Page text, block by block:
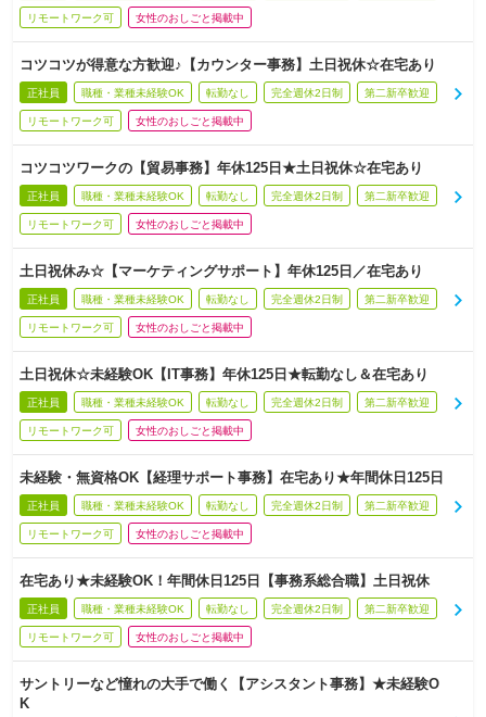
リモートワーク可 女性のおしごと掲載中
コツコツが得意な方歓迎♪【カウンター事務】土日祝休☆在宅あり
正社員 職種・業種未経験OK 転勤なし 完全週休2日制 第二新卒歓迎
リモートワーク可 女性のおしごと掲載中
コツコツワークの【貿易事務】年休125日★土日祝休☆在宅あり
正社員 職種・業種未経験OK 転勤なし 完全週休2日制 第二新卒歓迎
リモートワーク可 女性のおしごと掲載中
土日祝休み☆【マーケティングサポート】年休125日／在宅あり
正社員 職種・業種未経験OK 転勤なし 完全週休2日制 第二新卒歓迎
リモートワーク可 女性のおしごと掲載中
土日祝休☆未経験OK【IT事務】年休125日★転勤なし＆在宅あり
正社員 職種・業種未経験OK 転勤なし 完全週休2日制 第二新卒歓迎
リモートワーク可 女性のおしごと掲載中
未経験・無資格OK【経理サポート事務】在宅あり★年間休日125日
正社員 職種・業種未経験OK 転勤なし 完全週休2日制 第二新卒歓迎
リモートワーク可 女性のおしごと掲載中
在宅あり★未経験OK！年間休日125日【事務系総合職】土日祝休
正社員 職種・業種未経験OK 転勤なし 完全週休2日制 第二新卒歓迎
リモートワーク可 女性のおしごと掲載中
サントリーなど憧れの大手で働く【アシスタント事務】★未経験O
K